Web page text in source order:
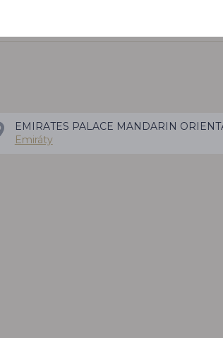
EMIRATES PALACE MANDARIN
Emiráty